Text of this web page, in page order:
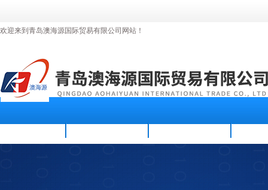
欢迎来到青岛澳海源国际贸易有限公司网站！